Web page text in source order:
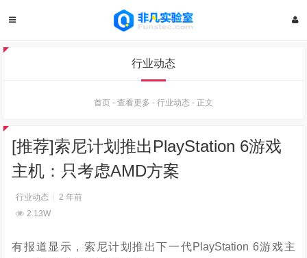
行业动态
首页 - 查看更多 - 行业动态 - 正文
[推荐]索尼计划推出PlayStation 6游戏
主机：只考虑AMD方案
行业动态
2 年前
2.13W
有报道显示，索尼计划推出下一代PlayStation 6游戏主